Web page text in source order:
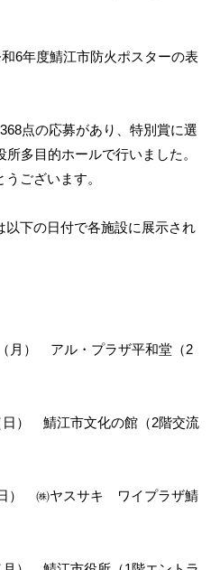
6年度鯖江市防火ポスターの表
点の応募があり、特別賞に選
多目的ホールで行いました。
ございます。
下の日付で各施設に展示され
月） アル・プラザ平和堂（2
日） 鯖江市文化の館（2階交流
） ㈱ヤスサキ ワイプラザ鯖